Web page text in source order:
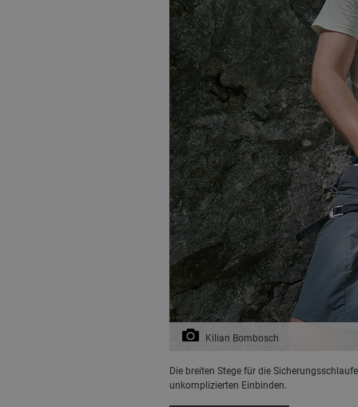
Kilian Bombosch
Die breiten Stege für die
unkomplizierten Einbinden.